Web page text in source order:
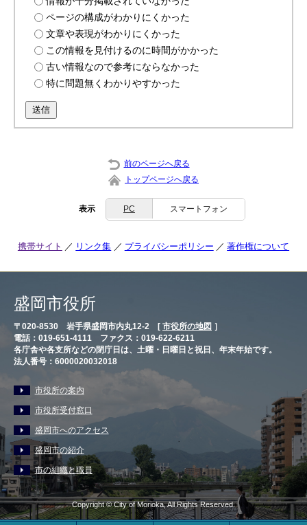
ページの構成がわかりにくかった
文章や表現がわかりにくかった
この情報を見付けるのに時間がかかった
古い情報なので参考にならなかった
特に問題無くわかりやすかった
送信
前のページへ戻る
トップページへ戻る
表示 PC スマートフォン
携帯サイト リンク集 プライバシーポリシー 著作権について
盛岡市役所
〒020-8530 岩手県盛岡市内丸12-2 [ 市役所の地図 ］
電話：019-651-4111 ファクス：019-622-6211
各庁舎や各支所などの閉庁日は、土曜・日曜日と祝日、年末年始です。
法人番号：6000020032018
市役所の案内
市役所受付窓口
盛岡市へのアクセス
盛岡市の紹介
市の組織と職員
Copyright © City of Morioka, All Rights Reserved.